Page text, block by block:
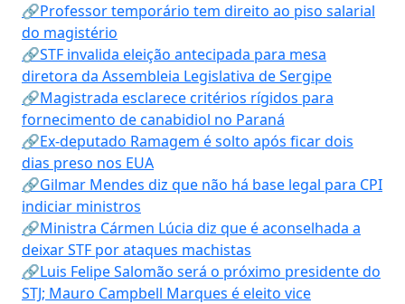
🔗Professor temporário tem direito ao piso salarial
do magistério
🔗STF invalida eleição antecipada para mesa
diretora da Assembleia Legislativa de Sergipe
🔗Magistrada esclarece critérios rígidos para
fornecimento de canabidiol no Paraná
🔗Ex-deputado Ramagem é solto após ficar dois
dias preso nos EUA
🔗Gilmar Mendes diz que não há base legal para CPI
indiciar ministros
🔗Ministra Cármen Lúcia diz que é aconselhada a
deixar STF por ataques machistas
🔗Luis Felipe Salomão será o próximo presidente do
STJ; Mauro Campbell Marques é eleito vice